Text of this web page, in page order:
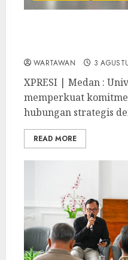
WARTAWAN 3
XPRESI | Medan :
memperkuat
hubungan strategis
READ MORE